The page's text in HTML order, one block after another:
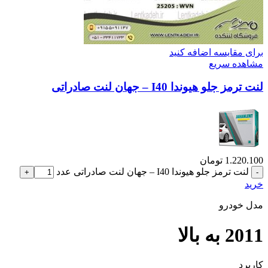
برای مقایسه اضافه کنید
مشاهده سریع
لنت ترمز جلو هیوندا I40 – جهان لنت صادراتی
1.220.100 تومان
لنت ترمز جلو هیوندا I40 – جهان لنت صادراتی عدد
خرید
مدل خودرو
2011 به بالا
کاربرد